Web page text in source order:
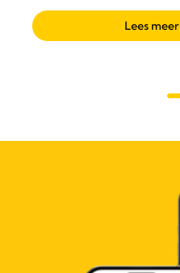
Lees meer